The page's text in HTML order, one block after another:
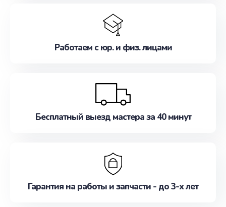
Работаем с юр. и физ. лицами
Бесплатный выезд мастера за 40 минут
Гарантия на работы и запчасти - до 3-х лет